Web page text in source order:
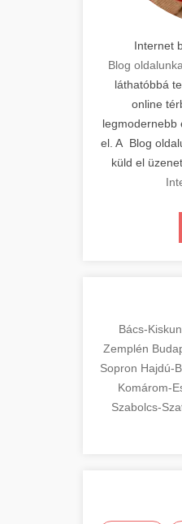
Internet
Blog
láthatóbbá
online
legmodernebb
el. A Blog
küld el
Bács-Kiskun
Zemplén
Sopron Hajdú-
Komárom-
Szabolcs-